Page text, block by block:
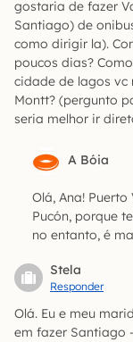
gostaria de fazer
Santiago) de
como dirigir la).
poucos dias?
cidade de lagos vc
Montt? (pergunto
seria melhor ir
A Bóia
Olá, Ana!
Pucón, porque
no entanto, é
Stela
Responder
Olá. Eu e meu
em fazer Santiago